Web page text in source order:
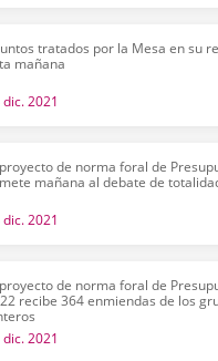
tratados por la Mesa en su
mañana
dic. 2021
de norma foral de
mañana al debate de
dic. 2021
de norma foral de
recibe 364 enmiendas de los
dic. 2021